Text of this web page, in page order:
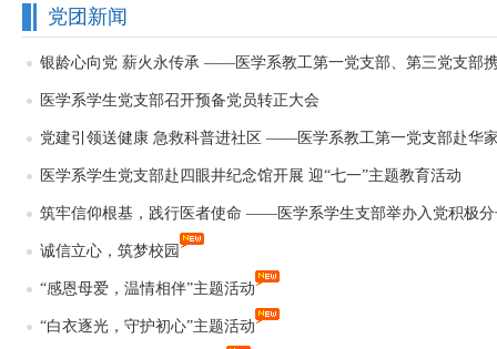
党团新闻
银龄心向党 薪火永传承 ——医学系教工第一党支部、第三党支部
医学系学生党支部召开预备党员转正大会
党建引领送健康 急救科普进社区 ——医学系教工第一党支部赴华
医学系学生党支部赴四眼井纪念馆开展 迎“七一”主题教育活动
筑牢信仰根基，践行医者使命 ——医学系学生支部举办入党积极
诚信立心，筑梦校园
“感恩母爱，温情相伴”主题活动
“白衣逐光，守护初心”主题活动